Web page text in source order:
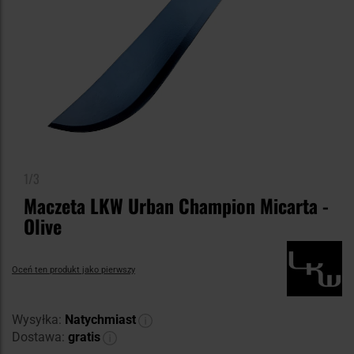
Maczeta LKW Urban Champion Micarta -
Olive
Oceń ten produkt jako pierwszy
Wysyłka: Natychmiast
Dostawa: gratis